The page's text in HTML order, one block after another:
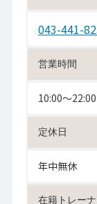
043-441-
営業時間
10:00〜22:00
定休日
年中無休
在籍トレー